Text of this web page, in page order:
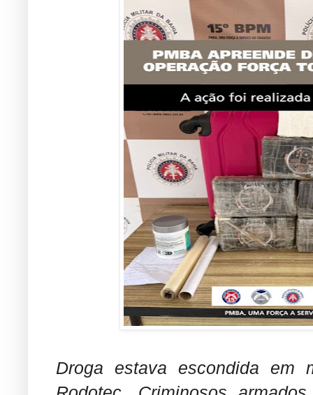
Droga estava escondida em